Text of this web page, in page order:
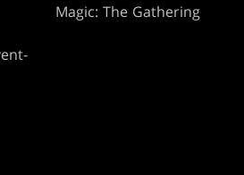
Magic: The Gathering